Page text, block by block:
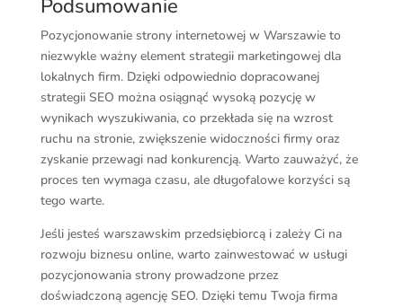
Podsumowanie
Pozycjonowanie strony internetowej w Warszawie to
niezwykle ważny element strategii marketingowej dla
lokalnych firm. Dzięki odpowiednio dopracowanej
strategii SEO można osiągnąć wysoką pozycję w
wynikach wyszukiwania, co przekłada się na wzrost
ruchu na stronie, zwiększenie widoczności firmy oraz
zyskanie przewagi nad konkurencją. Warto zauważyć, że
proces ten wymaga czasu, ale długofalowe korzyści są
tego warte.
Jeśli jesteś warszawskim przedsiębiorcą i zależy Ci na
rozwoju biznesu online, warto zainwestować w usługi
pozycjonowania strony prowadzone przez
doświadczoną agencję SEO. Dzięki temu Twoja firma